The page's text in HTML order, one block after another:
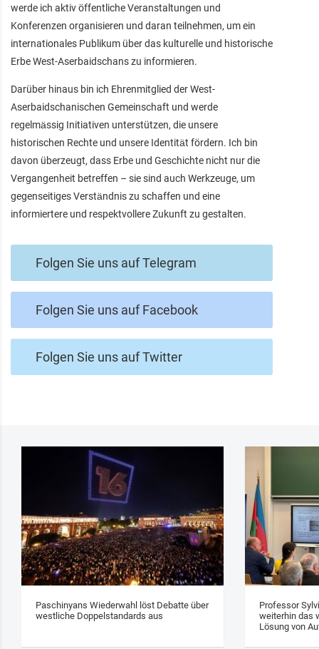
werde ich aktiv öffentliche Veranstaltungen und
Konferenzen organisieren und daran teilnehmen, um ein
internationales Publikum über das kulturelle und historische
Erbe West-Aserbaidschans zu informieren.
Darüber hinaus bin ich Ehrenmitglied der West-
Aserbaidschanischen Gemeinschaft und werde
regelmässig Initiativen unterstützen, die unsere
historischen Rechte und unsere Identität fördern. Ich bin
davon überzeugt, dass Erbe und Geschichte nicht nur die
Vergangenheit betreffen – sie sind auch Werkzeuge, um
gegenseitiges Verständnis zu schaffen und eine
informiertere und respektvollere Zukunft zu gestalten.
Folgen Sie uns auf Telegram
Folgen Sie uns auf Facebook
Folgen Sie uns auf Twitter
Paschinyans Wiederwahl löst Debatte über
westliche Doppelstandards aus
Professor
weiterhin das
Lösung von